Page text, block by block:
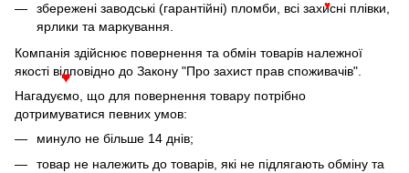
збережені заводські (гарантійні) пломби, всі захисні плівки,
ярлики та маркування.
Компанія здійснює повернення та обмін товарів належної
якості відповідно до Закону "Про захист прав споживачів".
Нагадуємо, що для повернення товару потрібно
дотримуватися певних умов:
минуло не більше 14 днів;
товар не належить до товарів, які не підлягають обміну та
♥
♥